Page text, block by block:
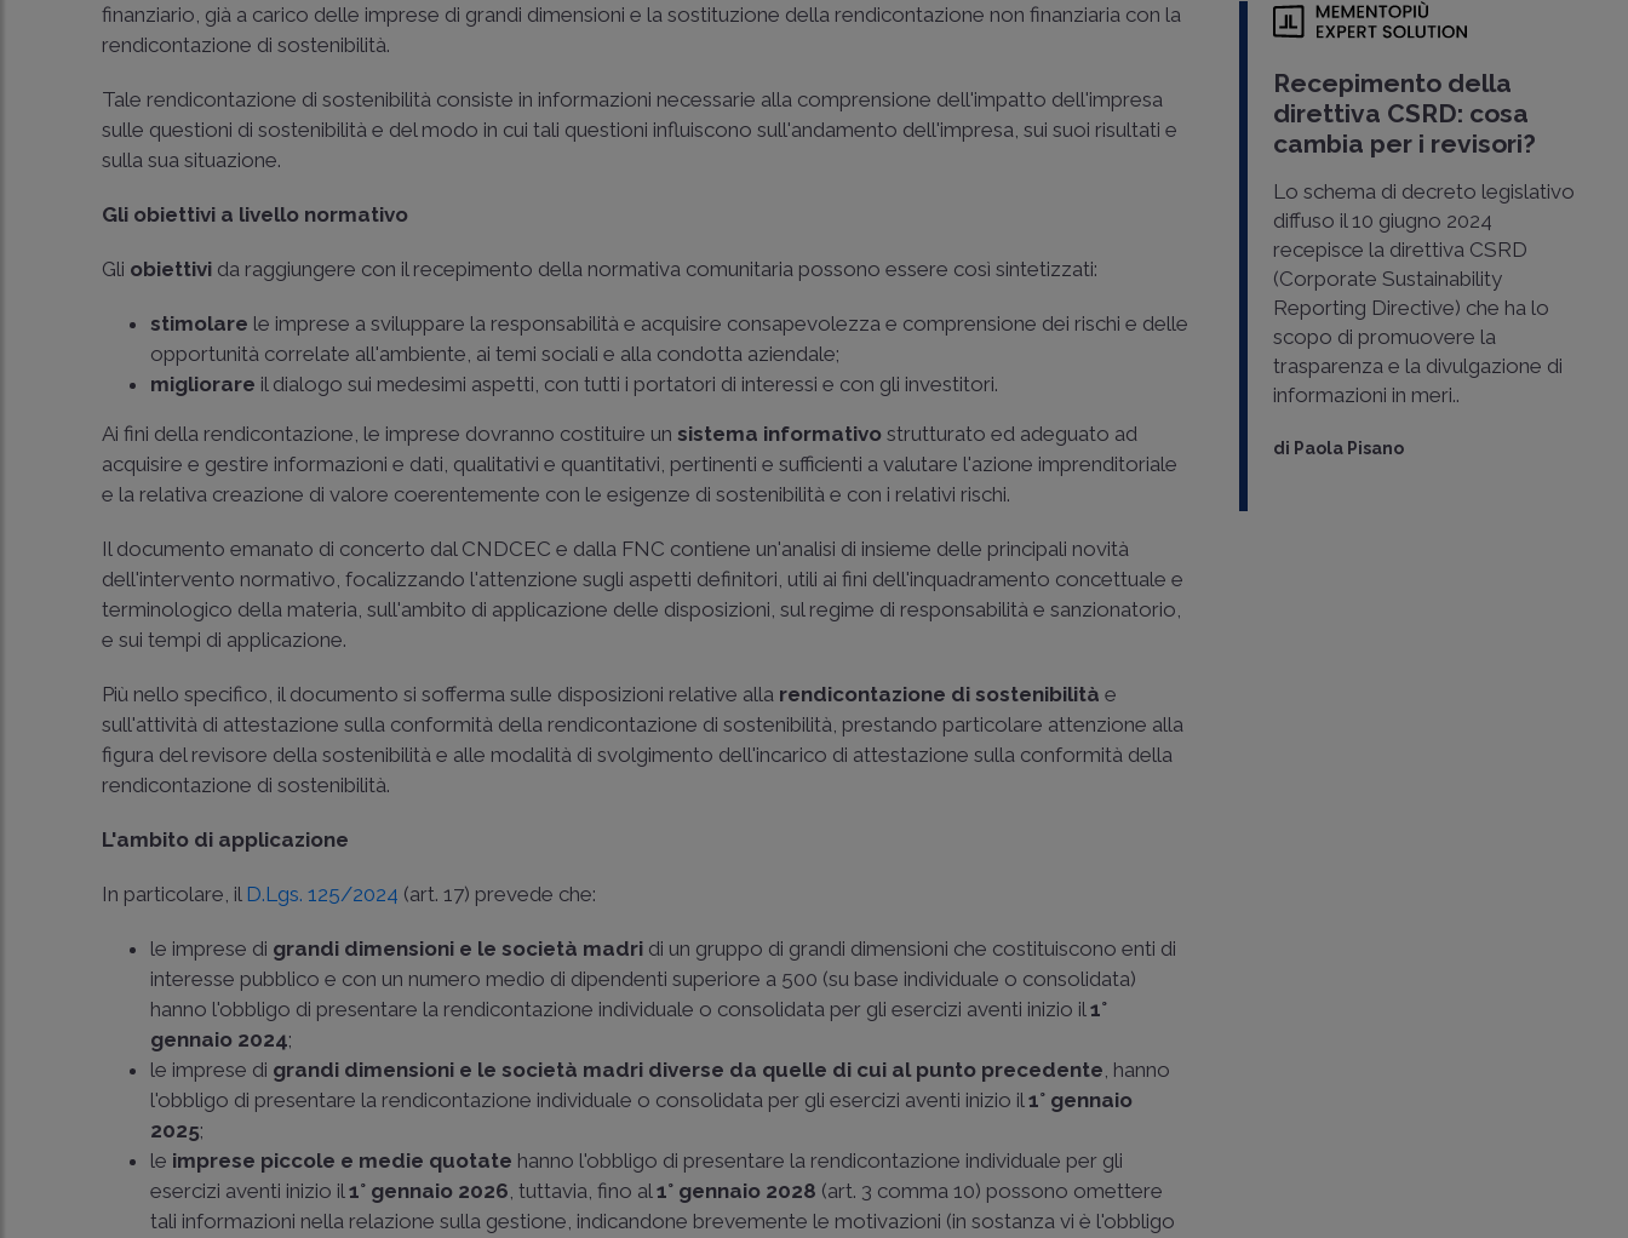
finanziario, già a carico delle imprese di grandi dimensioni e la sostituzione della rendicontazione non finanziaria con la
rendicontazione di sostenibilità.
Tale rendicontazione di sostenibilità consiste in informazioni necessarie alla comprensione dell'impatto dell'impresa
sulle questioni di sostenibilità e del modo in cui tali questioni influiscono sull'andamento dell'impresa, sui suoi risultati e
sulla sua situazione.
Gli obiettivi a livello normativo
Gli obiettivi da raggiungere con il recepimento della normativa comunitaria possono essere così sintetizzati:
stimolare le imprese a sviluppare la responsabilità e acquisire consapevolezza e comprensione dei rischi e delle
opportunità correlate all'ambiente, ai temi sociali e alla condotta aziendale;
migliorare il dialogo sui medesimi aspetti, con tutti i portatori di interessi e con gli investitori.
Ai fini della rendicontazione, le imprese dovranno costituire un sistema informativo strutturato ed adeguato ad
acquisire e gestire informazioni e dati, qualitativi e quantitativi, pertinenti e sufficienti a valutare l'azione imprenditoriale
e la relativa creazione di valore coerentemente con le esigenze di sostenibilità e con i relativi rischi.
Il documento emanato di concerto dal CNDCEC e dalla FNC contiene un'analisi di insieme delle principali novità
dell'intervento normativo, focalizzando l'attenzione sugli aspetti definitori, utili ai fini dell'inquadramento concettuale e
terminologico della materia, sull'ambito di applicazione delle disposizioni, sul regime di responsabilità e sanzionatorio,
e sui tempi di applicazione.
Più nello specifico, il documento si sofferma sulle disposizioni relative alla rendicontazione di sostenibilità e
sull'attività di attestazione sulla conformità della rendicontazione di sostenibilità, prestando particolare attenzione alla
figura del revisore della sostenibilità e alle modalità di svolgimento dell'incarico di attestazione sulla conformità della
rendicontazione di sostenibilità.
L'ambito di applicazione
In particolare, il D.Lgs. 125/2024 (art. 17) prevede che:
le imprese di grandi dimensioni e le società madri di un gruppo di grandi dimensioni che costituiscono enti di
interesse pubblico e con un numero medio di dipendenti superiore a 500 (su base individuale o consolidata)
hanno l'obbligo di presentare la rendicontazione individuale o consolidata per gli esercizi aventi inizio il1°
gennaio 2024;
le imprese di grandi dimensioni e le società madri diverse da quelle di cui al punto precedente, hanno
l'obbligo di presentare la rendicontazione individuale o consolidata per gli esercizi aventi inizio il1° gennaio
2025;
le imprese piccole e medie quotate hanno l'obbligo di presentare la rendicontazione individuale per gli
esercizi aventi inizio il1° gennaio 2026, tuttavia, fino al1° gennaio 2028 (art. 3 comma 10) possono omettere
tali informazioni nella relazione sulla gestione, indicandone brevemente le motivazioni (in sostanza vi è l'obbligo
Recepimento della
direttiva CSRD: cosa
cambia per i revisori?
Lo schema di decreto legislativo
diffuso il 10 giugno 2024
recepisce la direttiva CSRD
(Corporate Sustainability
Reporting Directive) che ha lo
scopo di promuovere la
trasparenza e la divulgazione di
informazioni in meri..
di Paola Pisano